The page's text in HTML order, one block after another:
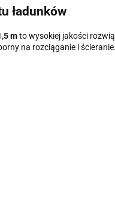
ładunków
mto wysokiej jakości
na rozciąganie i